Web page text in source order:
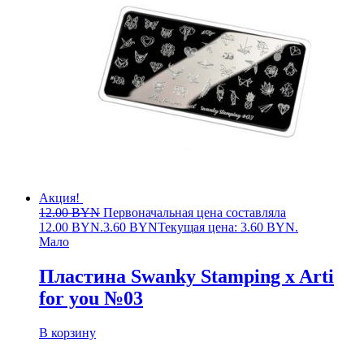
Акция!
12.00BYN Первоначальная цена составляла
12.00 BYN.3.60 BYNТекущая цена: 3.60 BYN.
Мало
Пластина Swanky Stamping x Arti
for you №03
В корзину